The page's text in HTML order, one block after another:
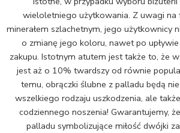
wieloletniego użytkowania. Z uwagi na
minerałem szlachetnym, jego użytkownicy
o zmianę jego koloru, nawet po
zakupu. Istotnym atutem jest także to, że
jest aż o 10% twardszy od równie
temu, obrączki ślubne z palladu będą
wszelkiego rodzaju uszkodzenia, ale
codziennego noszenia! Gwarantujemy,
palladu symbolizujące miłość dwójki